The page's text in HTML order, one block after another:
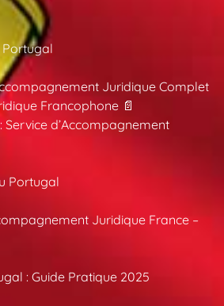
Portugal
Juridique Complet
Francophone 📄
d’Accompagnement
Portugal
Juridique France –
: Guide Pratique 2025